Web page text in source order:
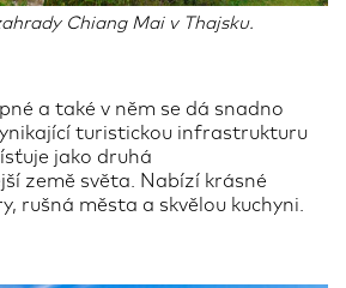
Chiang Mai v Thajsku.
a také v něm se dá snadno
turistickou infrastrukturu
jako druhá
země světa. Nabízí krásné
rušná města a skvělou kuchyni.